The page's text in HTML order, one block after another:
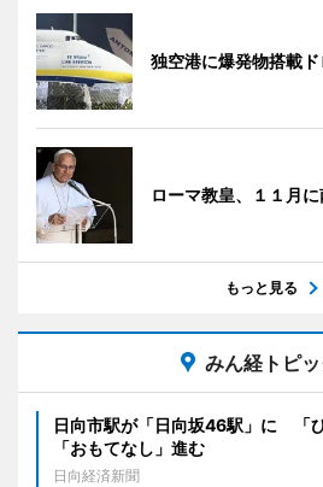
独空港に爆発物搭載
ローマ教皇、１１月
もっと見る
みん経トピ
日向市駅が「日向坂46駅」に 「
「おもてなし」進む
日向経済新聞